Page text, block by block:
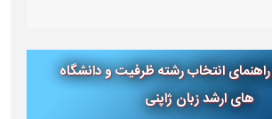
انتخاب رشته ظرفیت و دانشگاه
های ارشد زبان ژاپنی